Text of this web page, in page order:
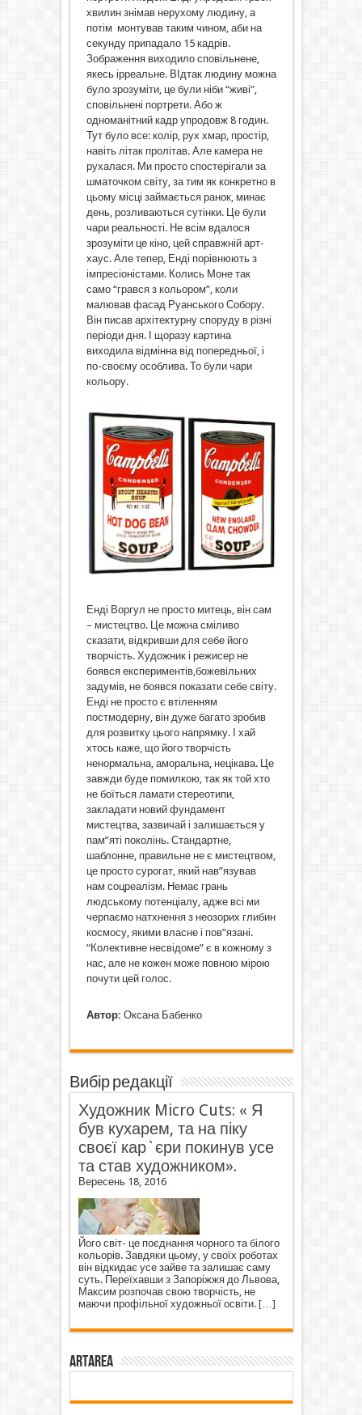
хвилин знімав нерухому людину, а
потім монтував таким чином, аби на
секунду припадало 15 кадрів.
Зображення виходило сповільнене,
якесь ірреальне. ВІдтак людину можна
було зрозуміти, це були ніби “живі”,
сповільнені портрети. Або ж
одноманітний кадр упродовж 8 годин.
Тут було все: колір, рух хмар, простір,
навіть літак пролітав. Але камера не
рухалася. Ми просто спостерігали за
шматочком світу, за тим як конкретно в
цьому місці займається ранок, минає
день, розливаються сутінки. Це були
чари реальності. Не всім вдалося
зрозуміти це кіно, цей справжній арт-
хаус. Але тепер, Енді порівнюють з
імпресіоністами. Колись Моне так
само “грався з кольором”, коли
малював фасад Руанського Собору.
Він писав архітектурну споруду в різні
періоди дня. І щоразу картина
виходила відмінна від попередньої, і
по-своєму особлива. То були чари
кольору.
Енді Воргул не просто митець, він сам
– мистецтво. Це можна сміливо
сказати, відкривши для себе його
творчість. Художник і режисер не
боявся експериментів,божевільних
задумів, не боявся показати себе світу.
Енді не просто є втіленням
постмодерну, він дуже багато зробив
для розвитку цього напрямку. І хай
хтось каже, що його творчість
ненормальна, аморальна, нецікава. Це
завжди буде помилкою, так як той хто
не боїться ламати стереотипи,
закладати новий фундамент
мистецтва, зазвичай і залишається у
пам”яті поколінь. Стандартне,
шаблонне, правильне не є мистецтвом,
це просто сурогат, який нав”язував
нам соцреалізм. Немає грань
людському потенціалу, адже всі ми
черпаємо натхнення з неозорих глибин
космосу, якими власне і пов”язані.
“Колективне несвідоме” є в кожному з
нас, але не кожен може повною мірою
почути цей голос.
Автор: Оксана Бабенко
Вибір редакції
Художник Micro Cuts: « Я
був кухарем, та на піку
своєї кар`єри покинув усе
та став художником».
Вересень 18, 2016
Його світ- це поєднання чорного та білого
кольорів. Завдяки цьому, у своїх роботах
він відкидає усе зайве та залишає саму
суть. Переїхавши з Запоріжжя до Львова,
Максим розпочав свою творчість, не
маючи профільної художньої освіти. […]
ArtArea